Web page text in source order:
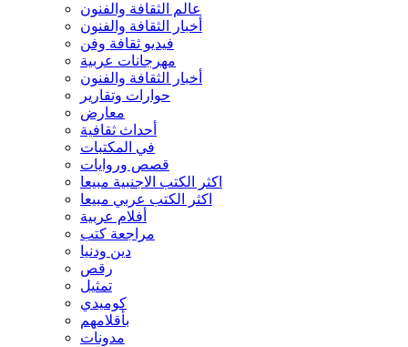
عالم الثقافة والفنون
أخبار الثقافة والفنون
فيديو ثقافة وفن
مهرجانات عربية
أخبار الثقافة والفنون
حوارات وتقارير
معارض
أحداث ثقافية
في المكتبات
قصص وروايات
اكثر الكتب الاجنبية مبيعا
اكثر الكتب عربي مبيعا
أفلام عربية
مراجعة كتب
دين ودنيا
رقص
تمثيل
كوميدي
بأقلامهم
مدونات